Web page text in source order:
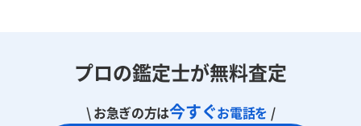
プロの鑑定士が無料査定
\ お急ぎの方は今すぐお電話を /